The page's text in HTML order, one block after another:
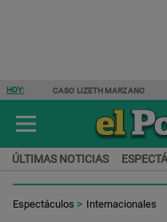
HOY: CASO LIZETH MARZANO
ÚLTIMAS NOTICIAS
Espectáculos Internacionales